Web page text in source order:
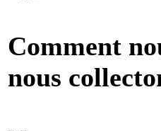
Comment
nous